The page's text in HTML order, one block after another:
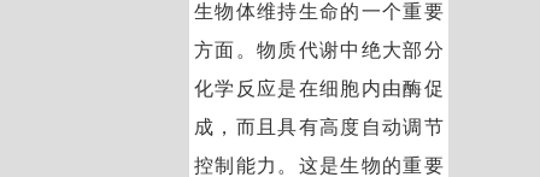
生物体维持生命的一个重要
方面。物质代谢中绝大部分
化学反应是在细胞内由酶促
成，而且具有高度自动调节
控制能力。这是生物的重要